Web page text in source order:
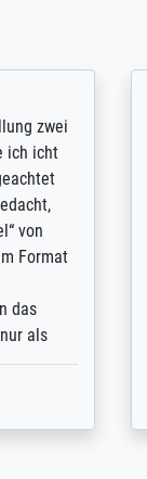
to
the best
by the
and
in that